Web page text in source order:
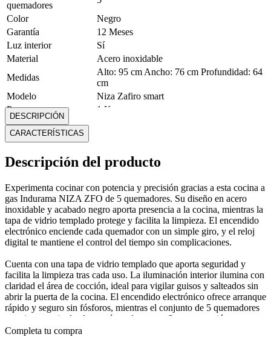
quemadores
Color
Negro
Garantía
12 Meses
Luz interior
Sí
Material
Acero inoxidable
Medidas
Alto: 95 cm Ancho: 76 cm Profundidad: 64
cm
Modelo
Niza Zafiro smart
Peso
1 Kg
Reloj digital
Tapa de vidrio
Tipo de cocina
A gas
Tipo de montaje
Cocina independiente
Mostrar más
DESCRIPCIÓN
CARACTERÍSTICAS
Descripción del producto
Experimenta cocinar con potencia y precisión gracias a esta cocina a
gas Indurama NIZA ZFO de 5 quemadores. Su diseño en acero
inoxidable y acabado negro aporta presencia a la cocina, mientras la
tapa de vidrio templado protege y facilita la limpieza. El encendido
electrónico enciende cada quemador con un simple giro, y el reloj
digital te mantiene el control del tiempo sin complicaciones.
Cuenta con una tapa de vidrio templado que aporta seguridad y
facilita la limpieza tras cada uso. La iluminación interior ilumina con
claridad el área de cocción, ideal para vigilar guisos y salteados sin
abrir la puerta de la cocina. El encendido electrónico ofrece arranque
rápido y seguro sin fósforos, mientras el conjunto de 5 quemadores
permite repartir el calor según cada receta. Su construcción en acero
inoxidable y el acabado negro combinan durabilidad con estilo,
Completa tu compra